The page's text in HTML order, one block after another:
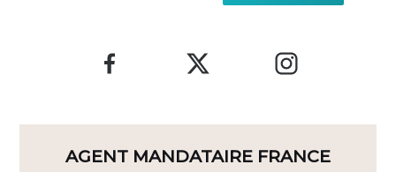
AGENT MANDATAIRE FRANCE